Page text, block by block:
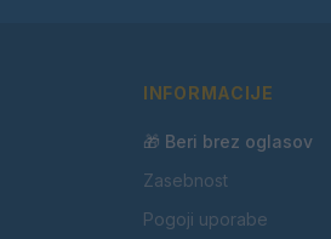
INFORMACIJE
🎁 Beri brez oglasov
Zasebnost
Pogoji uporabe